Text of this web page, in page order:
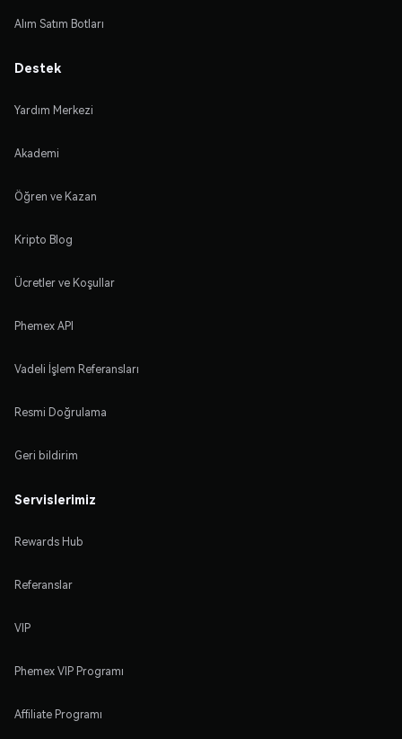
Alım Satım Botları
Destek
Yardım Merkezi
Akademi
Öğren ve Kazan
Kripto Blog
Ücretler ve Koşullar
Phemex API
Vadeli İşlem Referansları
Resmi Doğrulama
Geri bildirim
Servislerimiz
Rewards Hub
Referanslar
VIP
Phemex VIP Programı
Affiliate Programı